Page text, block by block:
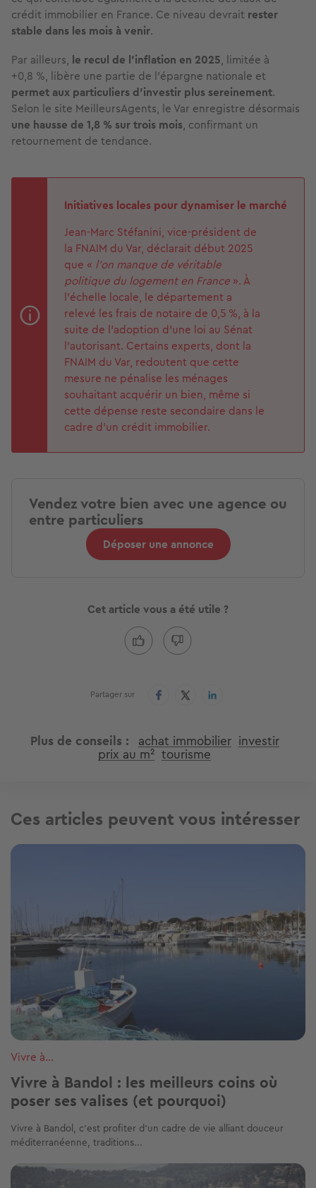
crédit immobilier en France. Ce niveau devrait rester
stable dans les mois à venir.
Par ailleurs, le recul de l’inflation en 2025, limitée à
+0,8 %, libère une partie de l’épargne nationale et
permet aux particuliers d’investir plus sereinement.
Selon le site MeilleursAgents, le Var enregistre désormais
une hausse de 1,8 % sur trois mois, confirmant un
retournement de tendance.
Initiatives locales pour dynamiser le marché
Jean-Marc Stéfanini, vice-président de
la FNAIM du Var, déclarait début 2025
que « l’on manque de véritable
politique du logement en France ». À
l’échelle locale, le département a
relevé les frais de notaire de 0,5 %, à la
suite de l’adoption d’une loi au Sénat
l’autorisant. Certains experts, dont la
FNAIM du Var, redoutent que cette
mesure ne pénalise les ménages
souhaitant acquérir un bien, même si
cette dépense reste secondaire dans le
cadre d’un crédit immobilier.
Vendez votre bien avec une agence ou
entre particuliers
Déposer une annonce
Cet article vous a été utile ?
Partager sur
Plus de conseils achat immobilier investir
prix au m² tourisme
Ces articles peuvent vous intéresser
Image
Vivre à...
Vivre à Bandol : les meilleurs coins où
poser ses valises (et pourquoi)
Vivre à Bandol, c’est profiter d’un cadre de vie alliant douceur
méditerranéenne, traditions...
Image